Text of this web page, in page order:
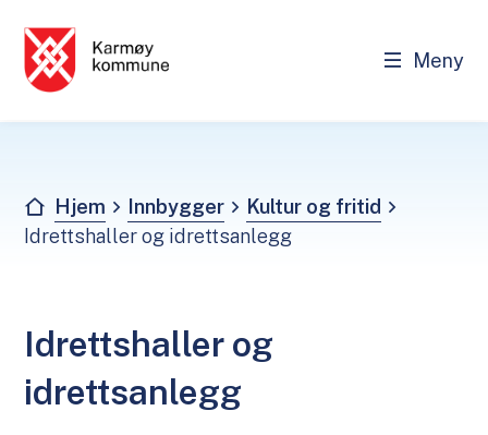
Meny
Du er her:
Hjem Innbygger
Kultur og fritid
Idrettshaller og idrettsanlegg
Idrettshaller og
idrettsanlegg